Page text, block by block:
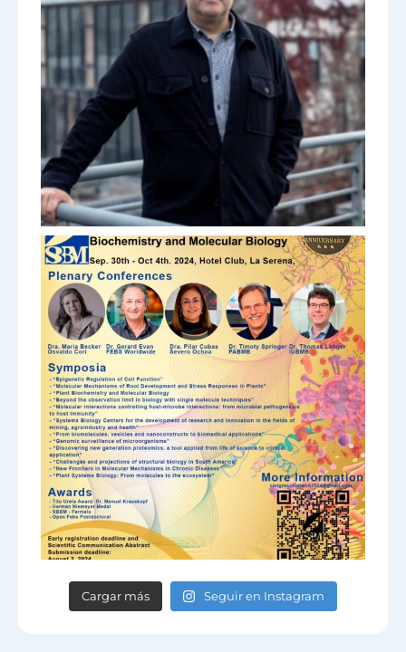
Cargar más Seguir en Instagram